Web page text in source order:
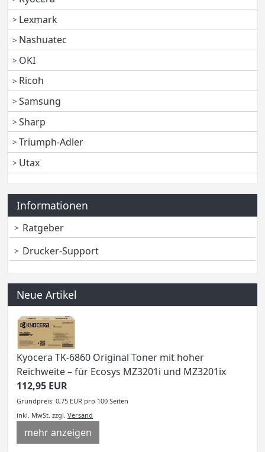
Lexmark
Nashuatec
OKI
Ricoh
Samsung
Sharp
Triumph-Adler
Utax
Informationen
Ratgeber
Drucker-Support
Neue Artikel
Kyocera TK-6860 Original Toner mit hoher
Reichweite – für Ecosys MZ3201i und MZ3201ix
112,95 EUR
Grundpreis: 0,75 EUR pro 100 Seiten
inkl. MwSt. zzgl. Versand
mehr anzeigen